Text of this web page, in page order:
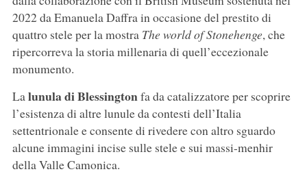
2022 da Emanuela Daffra in occasione del prestito di
quattro stele per la mostra The world of Stonehenge, che
ripercorreva la storia millenaria di quell’eccezionale
monumento.
Lalunula di Blessingtonfa da catalizzatore per scoprire
l’esistenza di altre lunule da contesti dell’Italia
settentrionale e consente di rivedere con altro sguardo
alcune immagini incise sulle stele e sui massi-menhir
della Valle Camonica.